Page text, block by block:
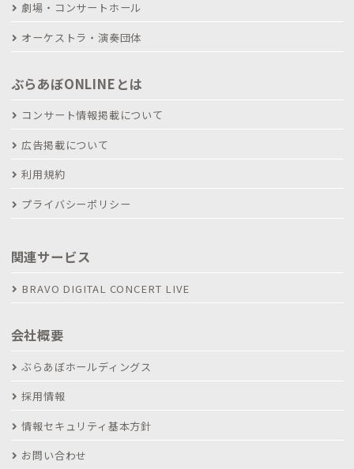
劇場・コンサートホール
オーケストラ・演奏団体
ぶらあぼONLINEとは
コンサート情報掲載について
広告掲載について
利用規約
プライバシーポリシー
関連サービス
BRAVO DIGITAL CONCERT LIVE
会社概要
ぶらあぼホールディングス
採用情報
情報セキュリティ基本方針
お問い合わせ